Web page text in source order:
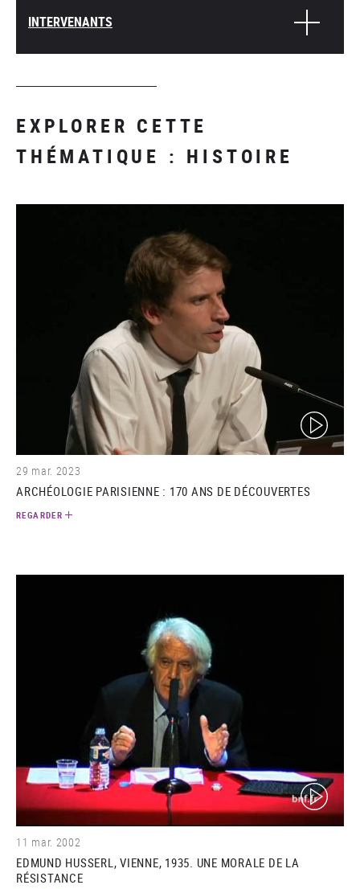
INTERVENANTS
EXPLORER CETTE
THÉMATIQUE : HISTOIRE
(video)
29 mar. 2023
ARCHÉOLOGIE PARISIENNE : 170 ANS DE DÉCOUVERTES
REGARDER
(video)
11 mar. 2002
EDMUND HUSSERL, VIENNE, 1935. UNE MORALE DE LA
RÉSISTANCE